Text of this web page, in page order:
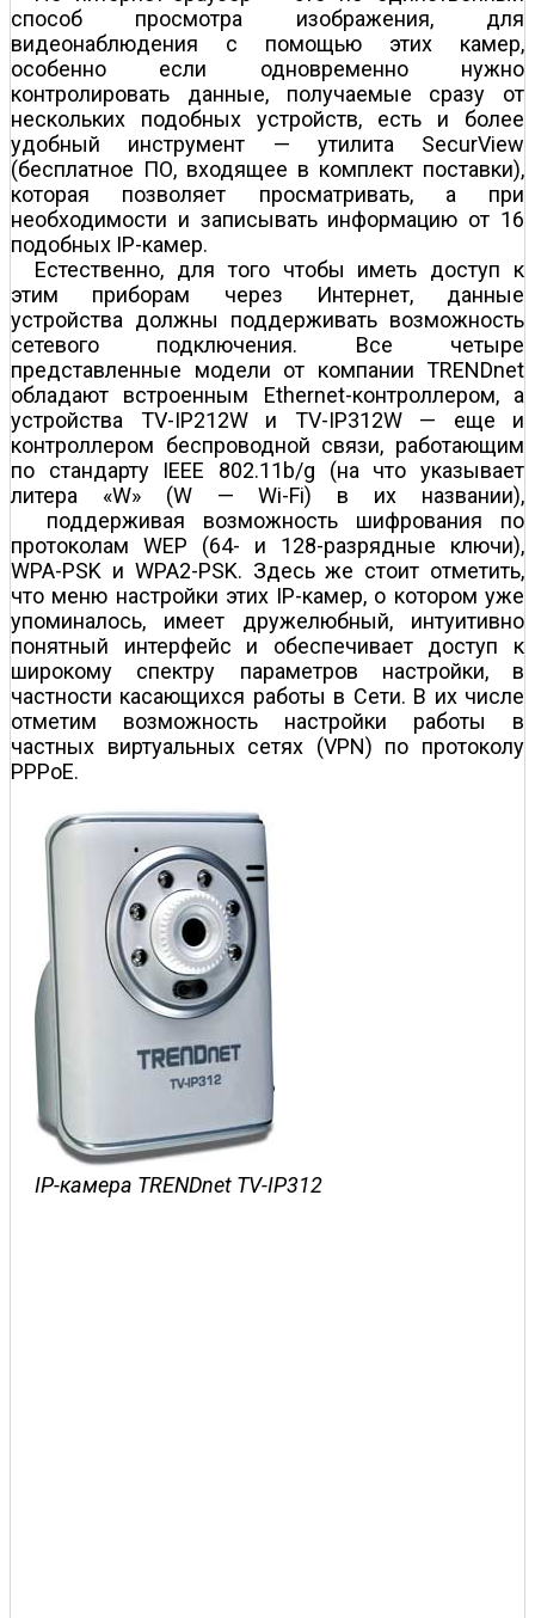
способ просмотра изображения, для
видеонаблюдения с помощью этих камер,
особенно если одновременно нужно
контролировать данные, получаемые сразу от
нескольких подобных устройств, есть и более
удобный инструмент — утилита SecurView
(бесплатное ПО, входящее в комплект поставки),
которая позволяет просматривать, а при
необходимости и записывать информацию от 16
подобных IP-камер.
Естественно, для того чтобы иметь доступ к
этим приборам через Интернет, данные
устройства должны поддерживать возможность
сетевого подключения. Все четыре
представленные модели от компании TRENDnet
обладают встроенным Ethernet-контроллером, а
устройства TV-IP212W и TV-IP312W — еще и
контроллером беспроводной связи, работающим
по стандарту IEEE 802.11b/g (на что указывает
литера «W» (W — Wi-Fi) в их названии),
поддерживая возможность шифрования по
протоколам WEP (64- и 128-разрядные ключи),
WPA-PSK и WPA2-PSK. Здесь же стоит отметить,
что меню настройки этих IP-камер, о котором уже
упоминалось, имеет дружелюбный, интуитивно
понятный интерфейс и обеспечивает доступ к
широкому спектру параметров настройки, в
частности касающихся работы в Сети. В их числе
отметим возможность настройки работы в
частных виртуальных сетях (VPN) по протоколу
PPPoE.
IP-камера TRENDnet TV-IP312